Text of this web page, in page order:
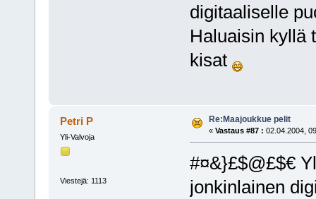
digitaaliselle
Haluaisin kyllä
kisat
Petri P
Yli-Valvoja
Viestejä: 1113
Re:Maajoukkue pelit
« Vastaus #87 : 02.04.2004,
#¤&}£$@£$€
jonkinlainen